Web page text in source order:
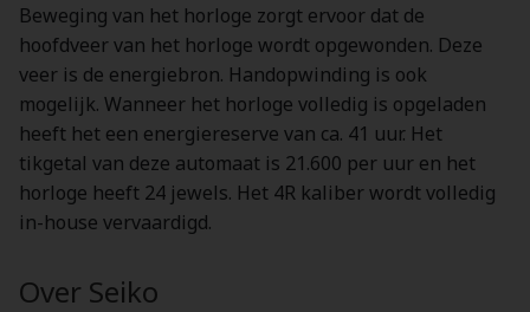
Beweging van het horloge zorgt ervoor dat de
hoofdveer van het horloge wordt opgewonden. Deze
veer is de energiebron. Handopwinding is ook
mogelijk. Wanneer het horloge volledig is opgeladen
heeft het een energiereserve van ca. 41 uur. Het
tikgetal van deze automaat is 21.600 per uur en het
horloge heeft 24 jewels. Het 4R kaliber wordt volledig
in-house vervaardigd.
Over Seiko